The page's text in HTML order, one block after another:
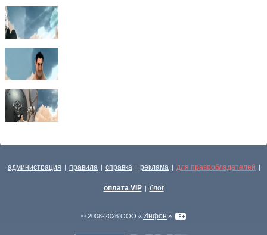
администрация | правила | справка | реклама | для правообладателей |
оплата VIP | блог
© 2008-2026 ООО « Инфон »